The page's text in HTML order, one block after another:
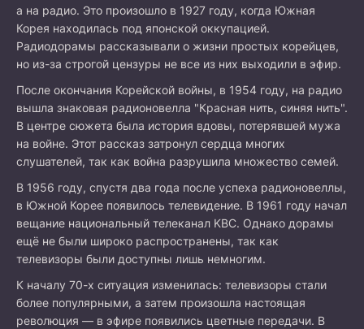
а на радио. Это произошло в 1927 году, когда Южная
Корея находилась под японской оккупацией.
Радиодорамы рассказывали о жизни простых корейцев,
но из-за строгой цензуры не все из них выходили в эфир.
После окончания Корейской войны, в 1954 году, на радио
вышла знаковая радионовелла "Красная нить, синяя нить".
В центре сюжета была история вдовы, потерявшей мужа
на войне. Этот рассказ затронул сердца многих
слушателей, так как война разрушила множество семей.
В 1956 году, спустя два года после успеха радионовеллы,
в Южной Корее появилось телевидение. В 1961 году начал
вещание национальный телеканал KBC. Однако дорамы
ещё не были широко распространены, так как
телевизоры были доступны лишь немногим.
К началу 70-х ситуация изменилась: телевизоры стали
более популярными, а затем произошла настоящая
революция — в эфире появились цветные передачи. В